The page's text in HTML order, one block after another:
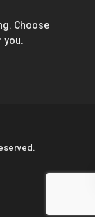
Choose
you.